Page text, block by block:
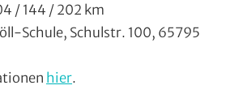
/ 144 / 202 km
Schule, Schulstr. 100, 65795
hier.